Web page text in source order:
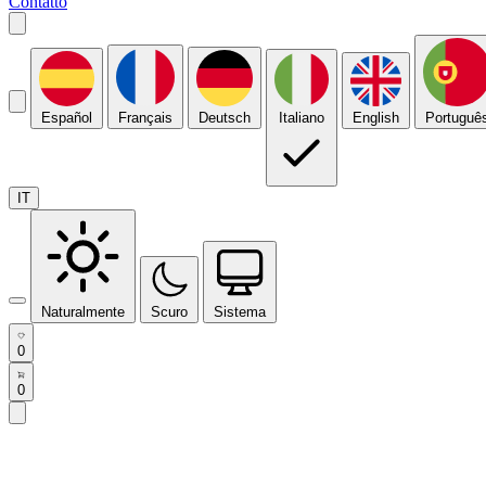
Español Français Deutsch Italiano English
IT
Naturalmente Scuro Sistema
0
0